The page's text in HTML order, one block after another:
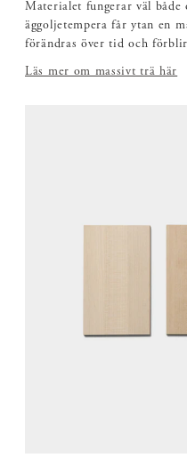
Materialet fungerar väl både
äggoljetempera får ytan en
förändras över tid och
Läs mer om massivt trä här